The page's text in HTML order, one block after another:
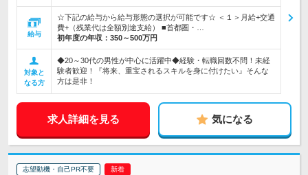
給与
☆下記の給与から給与形態の選択が可能です☆ ＜１＞月給+交通
費+（残業代は全額別途支給） ■首都圏・…
初年度の年収： 350～500万円
対象と
なる方
◆20～30代の男性が中心に活躍中◆経験・転職回数不問！未経
験者歓迎！『将来、重宝されるスキルを身に付けたい』そんな
方は是非！
求人詳細を見る 気になる
志望動機・自己PR不要